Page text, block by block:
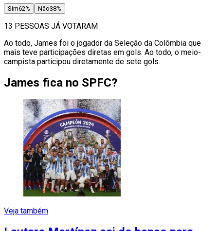
Sim62% Não38%
13 PESSOAS JÁ VOTARAM
Ao todo, James foi o jogador da Seleção da Colômbia que
mais teve participações diretas em gols. Ao todo, o meio-
campista participou diretamente de sete gols.
James fica no SPFC?
Veja também